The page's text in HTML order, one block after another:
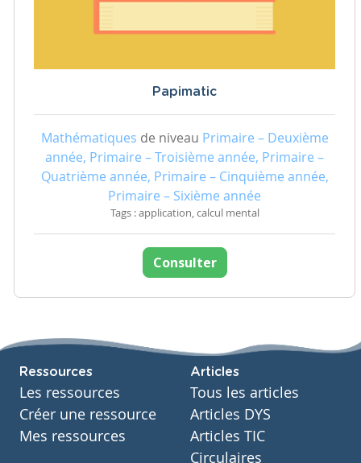
Papimatic
Mathématiques de niveau Primaire – Deuxième
année, Primaire – Troisième année, Primaire –
Quatrième année, Primaire – Cinquième année,
Primaire – Sixième année
Tags : application, calcul mental
Consulter
Ressources
Les ressources
Créer une ressource
Mes ressources
Articles
Tous les articles
Articles DYS
Articles TIC
Circulaires